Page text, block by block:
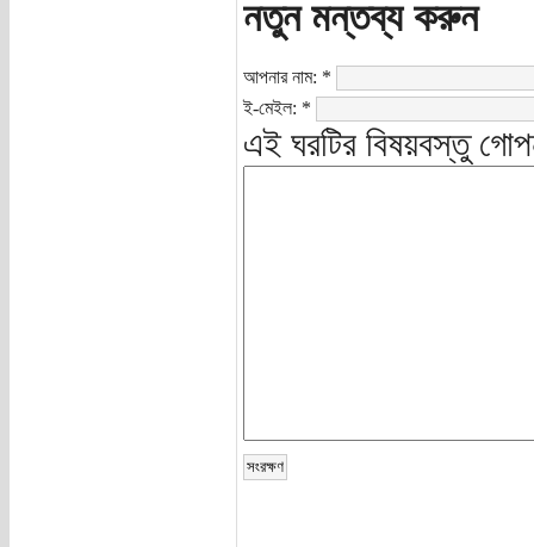
নতুন মন্তব্য করুন
আপনার নাম: *
ই-মেইল: *
এই ঘরটির বিষয়বস্তু